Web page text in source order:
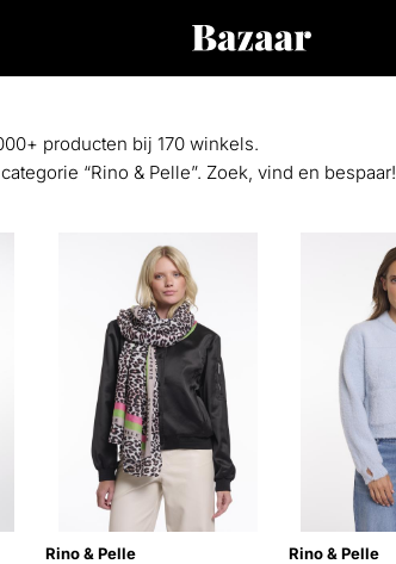
producten bij 170 winkels.
“Rino & Pelle”. Zoek, vind en bespaar!
Rino & Pelle
Rino & Pelle